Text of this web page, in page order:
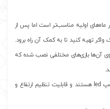
ماه‌های اولیه مناسب‌تر است اما پس از
تهیه کنید تا به کمک آن راه برود.
آن‌ها بازی‌های مختلفی نصب شده که
برخی از روروک‌ها و واکرها دارای چراغ و لامپ led هستند و قابلیت تنظیم ارتفاع و